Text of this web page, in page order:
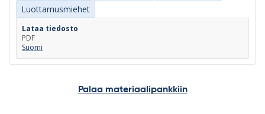
Luottamusmiehet
Lataa tiedosto
PDF
Suomi
Palaa materiaalipankkiin